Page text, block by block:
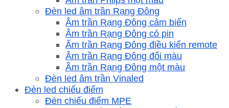
Đèn led âm trần Rạng Đông
Âm trần Rạng Đông cảm biến
Âm trần Rạng Đông có pin
Âm trần Rạng Đông điều kiển remote
Âm trần Rạng Đông đổi màu
Âm trần Rạng Đông một màu
Đèn led âm trần Vinaled
Đèn led chiếu điểm
Đèn chiếu điểm MPE